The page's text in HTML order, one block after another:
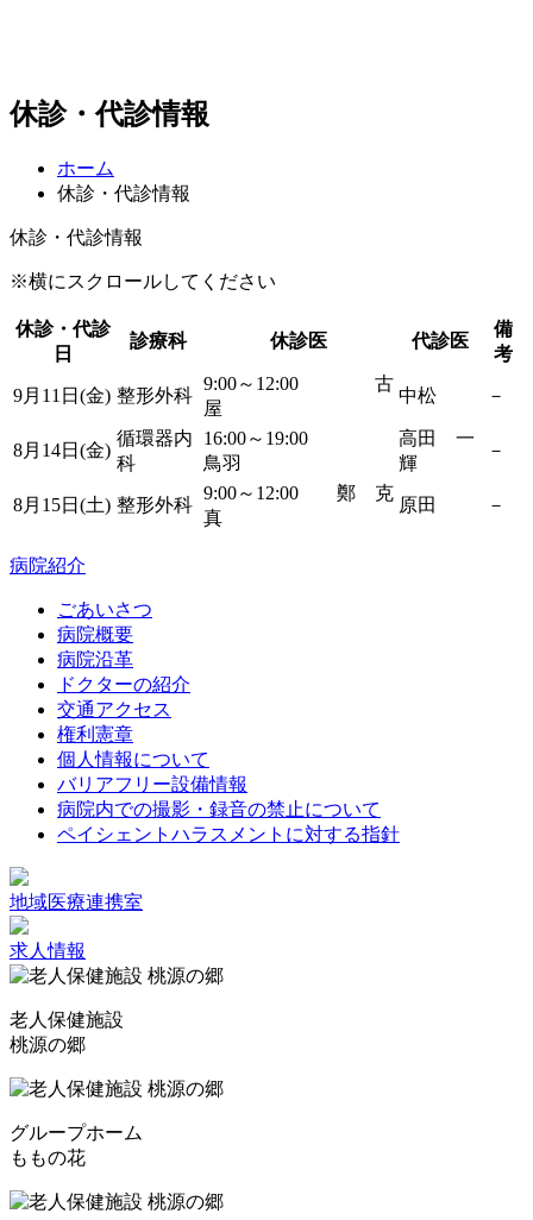
休診・代診情報
ホーム
休診・代診情報
休診・代診情報
※横にスクロールしてください
休診・代診
日
診療科 休診医 代診医
備
考
9月11日(金) 整形外科
9:00～12:00 古
屋
中松 －
8月14日(金)
循環器内
科
16:00～19:00
鳥羽
高田 一
輝
－
8月15日(土) 整形外科
9:00～12:00 鄭 克
真
原田 －
病院紹介
ごあいさつ
病院概要
病院沿革
ドクターの紹介
交通アクセス
権利憲章
個人情報について
バリアフリー設備情報
病院内での撮影・録音の禁止について
ペイシェントハラスメントに対する指針
地域医療連携室
求人情報
老人保健施設
桃源の郷
グループホーム
ももの花